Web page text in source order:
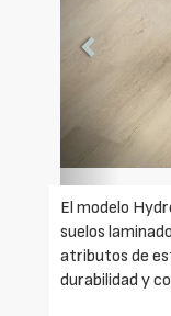
El modelo
suelos
atributos de
durabilidad y